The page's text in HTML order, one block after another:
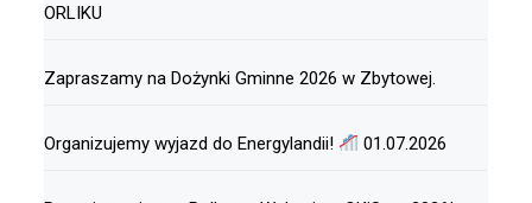
ORLIKU
Zapraszamy na Dożynki Gminne 2026 w Zbytowej.
Organizujemy wyjazd do Energylandii! 01.07.2026